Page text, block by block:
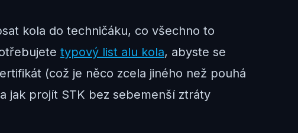
kola do techničáku, co všechno to
typový list alu kola, abyste se
(což je něco zcela jiného než pouhá
jak projít STK bez sebemenší ztráty